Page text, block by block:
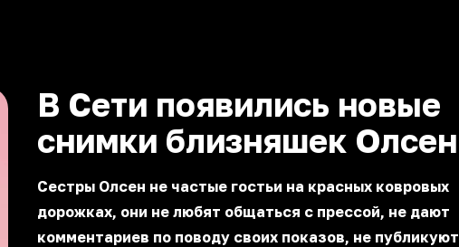
В Сети появились новые
снимки близняшек Олсен
Сестры Олсен не частые гостьи на красных ковровых
дорожках, они не любят общаться с прессой, не дают
комментариев по поводу своих показов, не публикуют